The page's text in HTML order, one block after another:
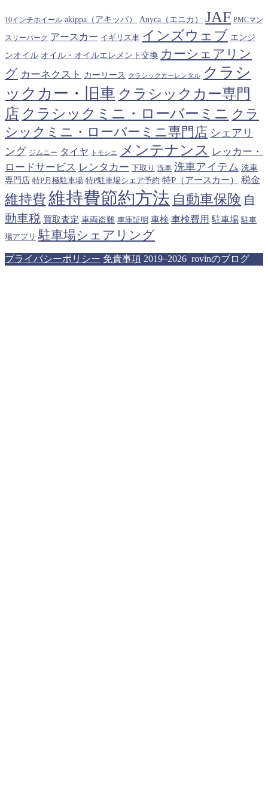
10インチホイール akippa（アキッパ） Anyca（エニカ） JAF PMCマン
スリーパーク アースカー イギリス車 インズウェブ エンジ
ンオイル オイル・オイルエレメント交換 カーシェアリン
グ カーネクスト カーリース クラシックカーレンタル
クラシ
ックカー・旧車 クラシックカー専門
店 クラシックミニ・ローバーミニ クラ
シックミニ・ローバーミニ専門店 シェアリ
ング ジムニー タイヤ トモシエ メンテナンス レッカー・
ロードサービス レンタカー 下取り 洗車 洗車アイテム 洗車
専門店 特P月極駐車場 特P駐車場シェア予約 特P（アースカー） 税金
維持費 維持費節約方法 自動車保険 自
動車税 買取査定 車両盗難 車庫証明 車検 車検費用 駐車場 駐車
場アプリ 駐車場シェアリング
プライバシーポリシー 免責事項 2019–2026 rovinのブログ